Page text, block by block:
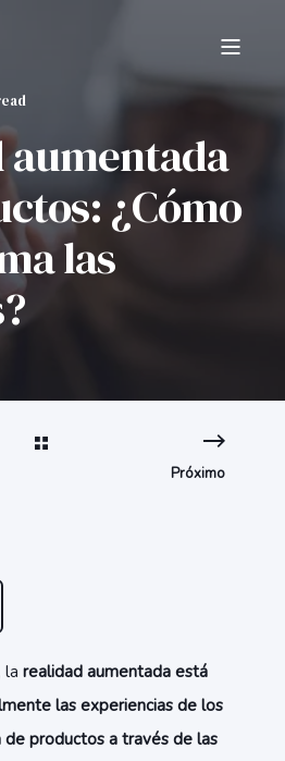
aumentada
¿Cómo
las
Próximo
la realidad aumentada está
las experiencias de los
de productos a través de las